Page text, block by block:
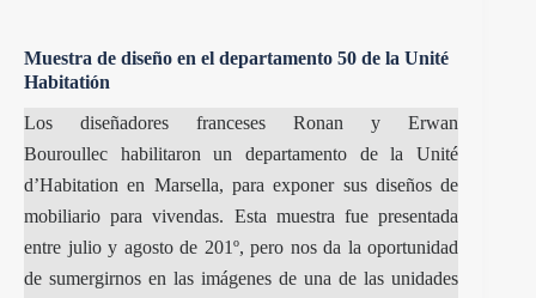
Muestra de diseño en el departamento 50 de la Unité
Habitatión
Los diseñadores franceses Ronan y Erwan
Bouroullec habilitaron un departamento de la Unité
d’Habitation en Marsella, para exponer sus diseños de
mobiliario para vivendas. Esta muestra fue presentada
entre julio y agosto de 201º, pero nos da la oportunidad
de sumergirnos en las imágenes de una de las unidades